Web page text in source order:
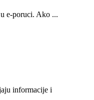
e-poruci. Ako ...
informacije i